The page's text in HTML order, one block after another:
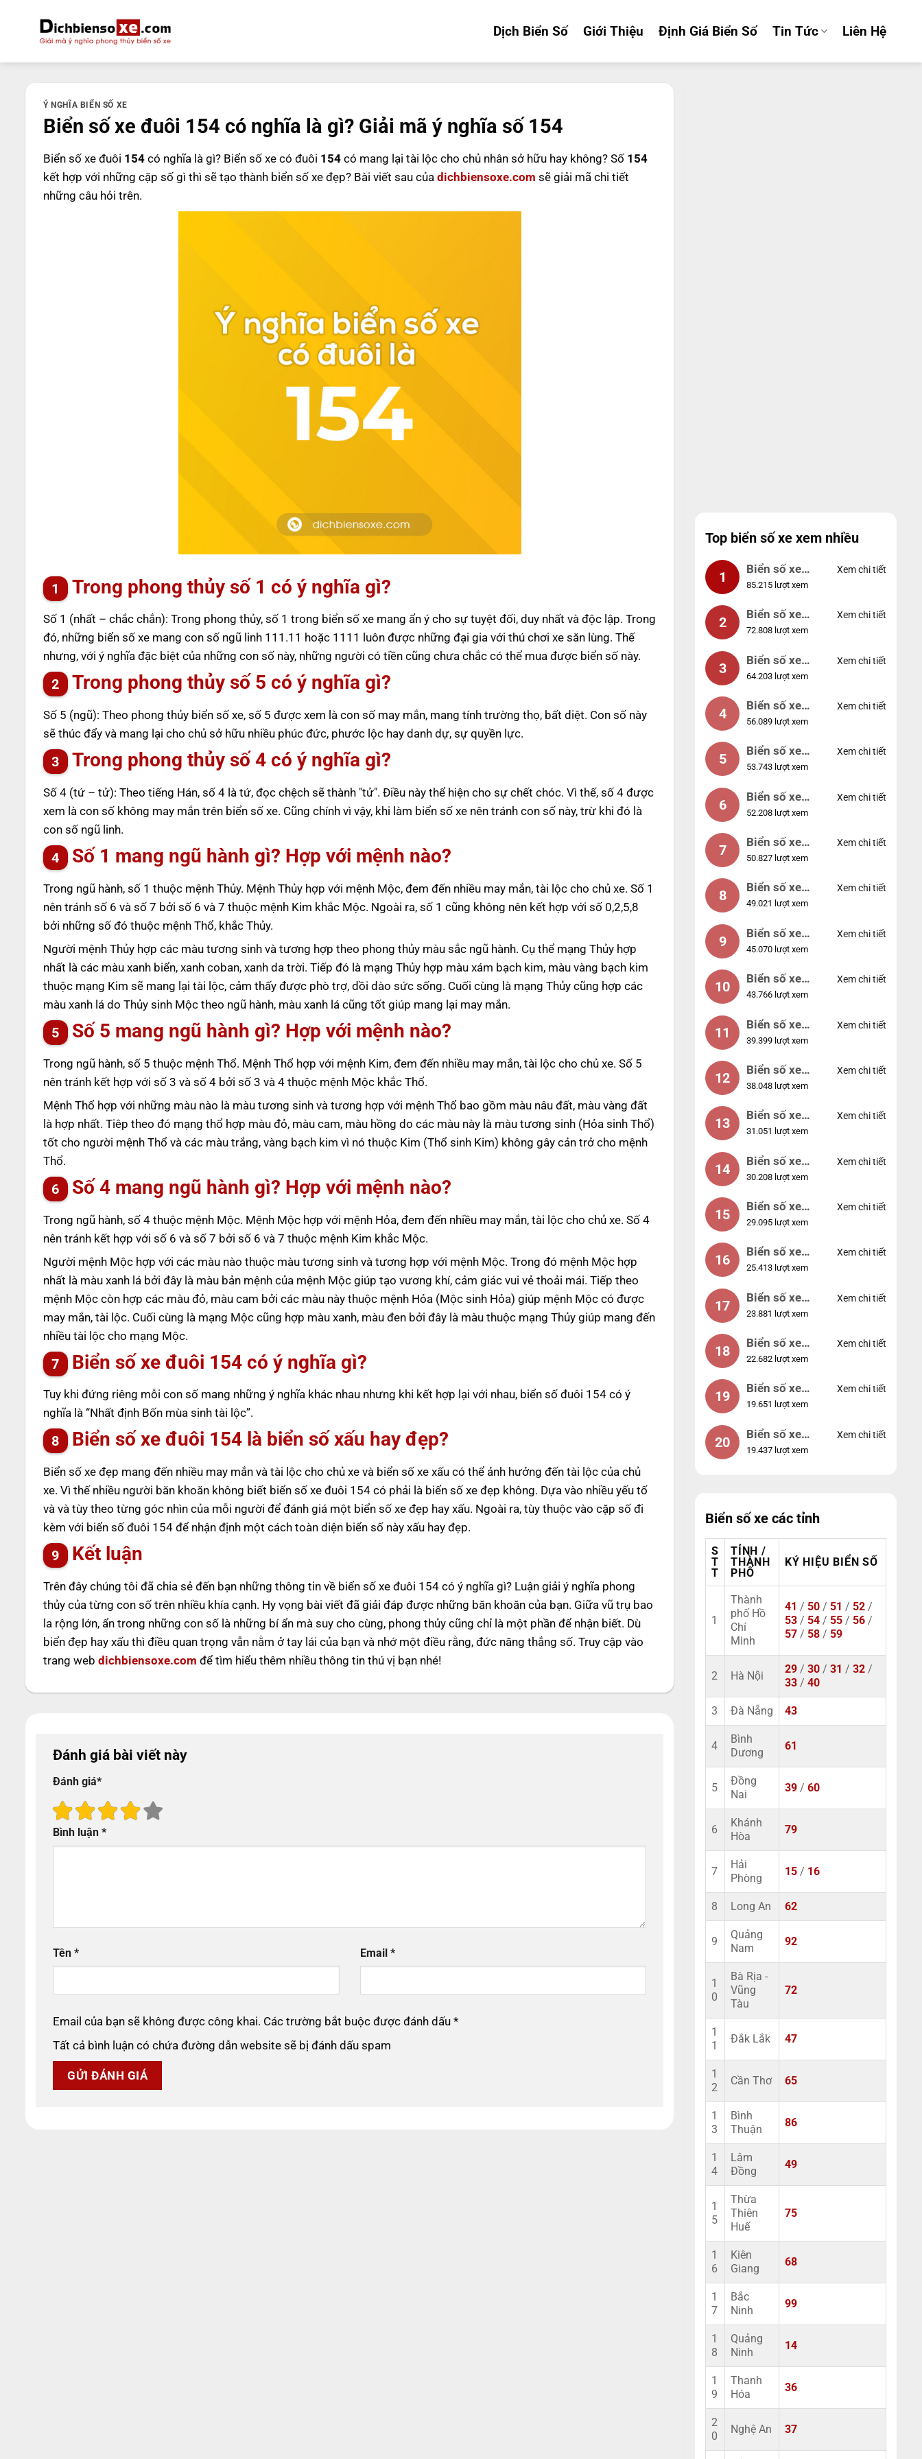
dung
Dịch Biển Số Giới Thiệu Định Giá Biển Số Tin Tức Liên Hệ
Ý NGHĨA BIỂN SỐ XE
Biển số xe đuôi 154 có nghĩa là gì? Giải mã ý nghĩa số 154
Biển số xe đuôi 154có nghĩa là gì? Biển số xe có đuôi 154có mang lại tài lộc cho chủ nhân sở hữu hay không? Số 154
kết hợp với những cặp số gì thì sẽ tạo thành biển số xe đẹp? Bài viết sau của dichbiensoxe.com sẽ giải mã chi tiết
những câu hỏi trên.
Trong phong thủy số 1 có ý nghĩa gì?
Số 1 (nhất – chắc chắn): Trong phong thủy, số 1 trong biển số xe mang ẩn ý cho sự tuyệt đối, duy nhất và độc lập. Trong
đó, những biển số xe mang con số ngũ linh 111.11 hoặc 1111 luôn được những đại gia với thú chơi xe săn lùng. Thế
nhưng, với ý nghĩa đặc biệt của những con số này, những người có tiền cũng chưa chắc có thể mua được biển số này.
Trong phong thủy số 5 có ý nghĩa gì?
Số 5 (ngũ): Theo phong thủy biển số xe, số 5 được xem là con số may mắn, mang tính trường thọ, bất diệt. Con số này
sẽ thúc đẩy và mang lại cho chủ sở hữu nhiều phúc đức, phước lộc hay danh dự, sự quyền lực.
Trong phong thủy số 4 có ý nghĩa gì?
Số 4 (tứ – tử): Theo tiếng Hán, số 4 là tứ, đọc chệch sẽ thành "tử". Điều này thể hiện cho sự chết chóc. Vì thế, số 4 được
xem là con số không may mắn trên biển số xe. Cũng chính vì vậy, khi làm biển số xe nên tránh con số này, trừ khi đó là
con số ngũ linh.
Số 1 mang ngũ hành gì? Hợp với mệnh nào?
Trong ngũ hành, số 1 thuộc mệnh Thủy. Mệnh Thủy hợp với mệnh Mộc, đem đến nhiều may mắn, tài lộc cho chủ xe. Số 1
nên tránh số 6 và số 7 bởi số 6 và 7 thuộc mệnh Kim khắc Mộc. Ngoài ra, số 1 cũng không nên kết hợp với số 0,2,5,8
bởi những số đó thuộc mệnh Thổ, khắc Thủy.
Người mệnh Thủy hợp các màu tương sinh và tương hợp theo phong thủy màu sắc ngũ hành. Cụ thể mạng Thủy hợp
nhất là các màu xanh biển, xanh coban, xanh da trời. Tiếp đó là mạng Thủy hợp màu xám bạch kim, màu vàng bạch kim
thuộc mạng Kim sẽ mang lại tài lộc, cảm thấy được phò trợ, dồi dào sức sống. Cuối cùng là mạng Thủy cũng hợp các
màu xanh lá do Thủy sinh Mộc theo ngũ hành, màu xanh lá cũng tốt giúp mang lại may mắn.
Số 5 mang ngũ hành gì? Hợp với mệnh nào?
Trong ngũ hành, số 5 thuộc mệnh Thổ. Mệnh Thổ hợp với mệnh Kim, đem đến nhiều may mắn, tài lộc cho chủ xe. Số 5
nên tránh kết hợp với số 3 và số 4 bởi số 3 và 4 thuộc mệnh Mộc khắc Thổ.
Mệnh Thổ hợp với những màu nào là màu tương sinh và tương hợp với mệnh Thổ bao gồm màu nâu đất, màu vàng đất
là hợp nhất. Tiêp theo đó mạng thổ hợp màu đỏ, màu cam, màu hồng do các màu này là màu tương sinh (Hỏa sinh Thổ)
tốt cho người mệnh Thổ và các màu trắng, vàng bạch kim vì nó thuộc Kim (Thổ sinh Kim) không gây cản trở cho mệnh
Thổ.
Số 4 mang ngũ hành gì? Hợp với mệnh nào?
Trong ngũ hành, số 4 thuộc mệnh Mộc. Mệnh Mộc hợp với mệnh Hỏa, đem đến nhiều may mắn, tài lộc cho chủ xe. Số 4
nên tránh kết hợp với số 6 và số 7 bởi số 6 và 7 thuộc mệnh Kim khắc Mộc.
Người mệnh Mộc hợp với các màu nào thuộc màu tương sinh và tương hợp với mệnh Mộc. Trong đó mệnh Mộc hợp
nhất là màu xanh lá bởi đây là màu bản mệnh của mệnh Mộc giúp tạo vương khí, cảm giác vui vẻ thoải mái. Tiếp theo
mệnh Mộc còn hợp các màu đỏ, màu cam bởi các màu này thuộc mệnh Hỏa (Mộc sinh Hỏa) giúp mệnh Mộc có được
may mắn, tài lộc. Cuối cùng là mạng Mộc cũng hợp màu xanh, màu đen bởi đây là màu thuộc mạng Thủy giúp mang đến
nhiều tài lộc cho mạng Mộc.
Biển số xe đuôi 154 có ý nghĩa gì?
Tuy khi đứng riêng mỗi con số mang những ý nghĩa khác nhau nhưng khi kết hợp lại với nhau, biển số đuôi 154 có ý
nghĩa là “Nhất định Bốn mùa sinh tài lộc”.
Biển số xe đuôi 154 là biển số xấu hay đẹp?
Biển số xe đẹp mang đến nhiều may mắn và tài lộc cho chủ xe và biển số xe xấu có thể ảnh hưởng đến tài lộc của chủ
xe. Vì thế nhiều người băn khoăn không biết biển số xe đuôi 154 có phải là biển số xe đẹp không. Dựa vào nhiều yếu tố
và và tùy theo từng góc nhìn của mỗi người để đánh giá một biển số xe đẹp hay xấu. Ngoài ra, tùy thuộc vào cặp số đi
kèm với biển số đuôi 154 để nhận định một cách toàn diện biển số này xấu hay đẹp.
Kết luận
Trên đây chúng tôi đã chia sẻ đến bạn những thông tin về biển số xe đuôi 154 có ý nghĩa gì? Luận giải ý nghĩa phong
thủy của từng con số trên nhiều khía cạnh. Hy vọng bài viết đã giải đáp được những băn khoăn của bạn. Giữa vũ trụ bao
la rộng lớn, ẩn trong những con số là những bí ẩn mà suy cho cùng, phong thủy cũng chỉ là một phần để nhận biết. Dù
biển đẹp hay xấu thì điều quan trọng vẫn nằm ở tay lái của bạn và nhớ một điều rằng, đức năng thắng số. Truy cập vào
trang web dichbiensoxe.com để tìm hiểu thêm nhiều thông tin thú vị bạn nhé!
Đánh giá bài viết này
Đánh giá*
Bình luận *
Tên * Email *
Email của bạn sẽ không được công khai. Các trường bắt buộc được đánh dấu *
Tất cả bình luận có chứa đường dẫn website sẽ bị đánh dấu spam
Top biển số xe xem nhiều
1
Biển số xe
99999
85.215 lượt xem
Xem chi tiết
2
Biển số xe
04953
72.808 lượt xem
Xem chi tiết
3
Biển số xe
88888
64.203 lượt xem
Xem chi tiết
4
Biển số xe
12345
56.089 lượt xem
Xem chi tiết
5
Biển số xe
66666
53.743 lượt xem
Xem chi tiết
6
Biển số xe
11111
52.208 lượt xem
Xem chi tiết
7
Biển số xe
44444
50.827 lượt xem
Xem chi tiết
8
Biển số xe
77777
49.021 lượt xem
Xem chi tiết
9
Biển số xe
55555
45.070 lượt xem
Xem chi tiết
10
Biển số xe
56789
43.766 lượt xem
Xem chi tiết
11
Biển số xe
01234
39.399 lượt xem
Xem chi tiết
12
Biển số xe
33333
38.048 lượt xem
Xem chi tiết
13
Biển số xe
22222
31.051 lượt xem
Xem chi tiết
14
Biển số xe
14953
30.208 lượt xem
Xem chi tiết
15
Biển số xe
24953
29.095 lượt xem
Xem chi tiết
16
Biển số xe
49053
25.413 lượt xem
Xem chi tiết
17
Biển số xe
44953
23.881 lượt xem
Xem chi tiết
18
Biển số xe
74953
22.682 lượt xem
Xem chi tiết
19
Biển số xe
99998
19.651 lượt xem
Xem chi tiết
20
Biển số xe
25525
19.437 lượt xem
Xem chi tiết
Biển số xe các tỉnh
S
T
T
TỈNH /
THÀNH
PHỐ
KÝ HIỆU BIỂN SỐ
1
Thành
phố Hồ
Chí
Minh
41 / 50 / 51 / 52 /
53 / 54 / 55 / 56 /
57 / 58 / 59
2 Hà Nội
29 / 30 / 31 / 32 /
33 / 40
3 Đà Nẵng 43
4
Bình
Dương
61
5
Đồng
Nai
39 / 60
6
Khánh
Hòa
79
7
Hải
Phòng
15 / 16
8 Long An 62
9
Quảng
Nam
92
1
0
Bà Rịa -
Vũng
Tàu
72
1
1
Đắk Lắk 47
1
2
Cần Thơ 65
1
3
Bình
Thuận
86
1
4
Lâm
Đồng
49
1
5
Thừa
Thiên
Huế
75
1
6
Kiên
Giang
68
1
7
Bắc
Ninh
99
1
8
Quảng
Ninh
14
1
9
Thanh
Hóa
36
2
0
Nghệ An 37